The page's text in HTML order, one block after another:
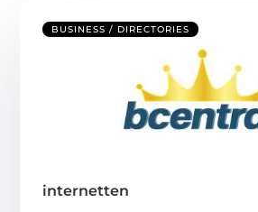
BUSINESS / DIRECTORIES
internetten